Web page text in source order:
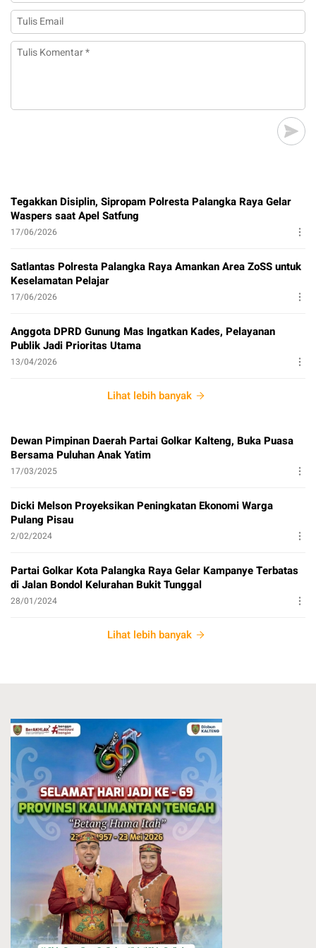
Tegakkan Disiplin, Sipropam Polresta Palangka Raya Gelar
Waspers saat Apel Satfung
17/06/2026
Satlantas Polresta Palangka Raya Amankan Area ZoSS untuk
Keselamatan Pelajar
17/06/2026
Anggota DPRD Gunung Mas Ingatkan Kades, Pelayanan
Publik Jadi Prioritas Utama
13/04/2026
Lihat lebih banyak
Dewan Pimpinan Daerah Partai Golkar Kalteng, Buka Puasa
Bersama Puluhan Anak Yatim
17/03/2025
Dicki Melson Proyeksikan Peningkatan Ekonomi Warga
Pulang Pisau
2/02/2024
Partai Golkar Kota Palangka Raya Gelar Kampanye Terbatas
di Jalan Bondol Kelurahan Bukit Tunggal
28/01/2024
Lihat lebih banyak